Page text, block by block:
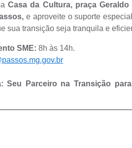
Casa da Cultura, praça Geraldo
e aproveite o suporte
sua transição seja tranquila e
SME: 8h às 14h.
Seu Parceiro na Transição